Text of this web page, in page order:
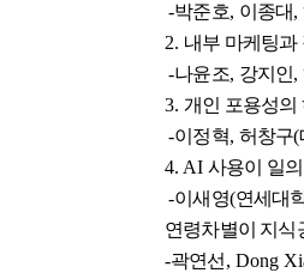
-박준호, 이종대,
2. 내부 마케팅과
-나윤조, 강지인,
3. 개인 포용성의
-이정혁, 허창구(
4. AI 사용이 일
-이새영(연세대
연령차별이 지식
-곽연선 , Dong